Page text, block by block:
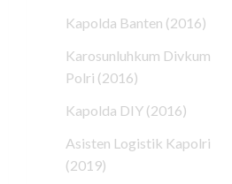
Kapolda Banten (2016)
Karosunluhkum Divkum
Polri (2016)
Kapolda DIY (2016)
Asisten Logistik Kapolri
(2019)